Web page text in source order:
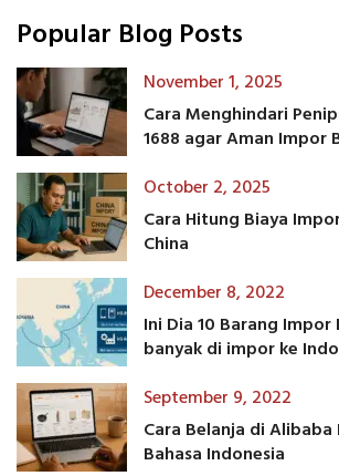
Popular Blog Posts
November 1, 2025
Cara Menghindari
1688 agar Aman Impor
October 2, 2025
Cara Hitung Biaya
China
December 8, 2022
Ini Dia 10 Barang Impor
banyak di impor ke
September 9, 2022
Cara Belanja di Alibaba
Bahasa Indonesia